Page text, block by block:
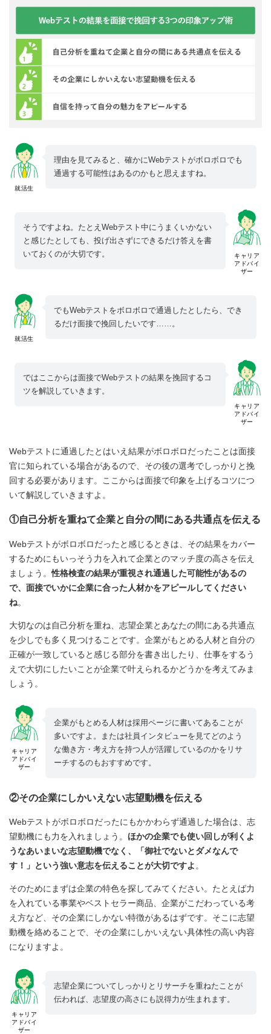
就活生
理由を見てみると、確かにWebテストがボロボロでも
通過する可能性はあるのかもと思えますね。
キャリア
アドバイ
ザー
そうですよね。たとえWebテスト中にうまくいかない
と感じたとしても、投げ出さずにできるだけ答えを書
いておくのが大切です。
就活生
でもWebテストをボロボロで通過したとしたら、でき
るだけ面接で挽回したいです……。
キャリア
アドバイ
ザー
ではここからは面接でWebテストの結果を挽回するコ
ツを解説していきます。
Webテストに通過したとはいえ結果がボロボロだったことは面接
官に知られている場合があるので、その後の選考でしっかりと挽
回する必要があります。ここからは面接で印象を上げるコツにつ
いて解説していきますよ。
①自己分析を重ねて企業と自分の間にある共通点を伝える
Webテストがボロボロだったと感じるときは、その結果をカバー
するためにもいっそう力を入れて企業とのマッチ度の高さを伝え
ましょう。性格検査の結果が重視され通過した可能性があるの
で、面接でいかに企業に合った人材かをアピールしてください
ね。
大切なのは自己分析を重ね、志望企業とあなたの間にある共通点
を少しでも多く見つけることです。企業がもとめる人材と自分の
正確が一致していると感じる部分を書き出したり、仕事をするう
えで大切にしたいことが企業で叶えられるかどうかを考えてみま
しょう。
キャリア
アドバイ
ザー
企業がもとめる人材は採用ページに書いてあることが
多いですよ。または社員インタビューを見てどのよう
な働き方・考え方を持つ人が活躍しているのかをリサ
ーチするのもおすすめです。
②その企業にしかいえない志望動機を伝える
Webテストがボロボロだったにもかかわらず通過した場合は、志
望動機にも力を入れましょう。 ほかの企業でも使い回しが利くよ
うなあいまいな志望動機でなく、「御社でないとダメなんで
す！」という強い意志を伝えることが大切ですよ 。
そのためにまずは企業の特色を探してみてください。たとえば力
を入れている事業やベストセラー商品、企業がこだわっている考
え方など、その企業にしかない特徴があるはずです。そこに志望
動機を絡めることで、その企業にしかいえない具体性の高い内容
になりますよ。
キャリア
アドバイ
ザー
志望企業についてしっかりとリサーチを重ねたことが
伝われば、志望度の高さにも説得力が生まれます。